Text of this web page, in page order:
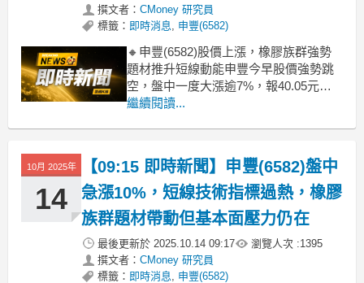
撰文者： CMoney 研究員
標籤： 即時消息, 申豐(6582)
🔸申豐(6582)股價上漲，橡膠族群強勢
題材推升短線動能申豐今早股價強勢跳
空，盤中一度大漲逾7%，報40.05元，
明顯領漲橡膠族群。主因來自正新
近期月營收持續創低，年減幅度高達八
成，基本面壓力仍在，但族群輪動與短
線資金追捧成
繼續閱讀...
10月 2025年
14
【09:15 即時新聞】申豐(6582)盤中
急漲10%，短線技術指標過熱，橡膠
族群題材帶動但基本面壓力仍在
最後更新於 2025.10.14 09:17 瀏覽人次 :1395
撰文者： CMoney 研究員
標籤： 即時消息, 申豐(6582)